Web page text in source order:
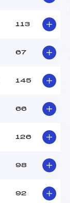
113
67
145
66
126
98
92